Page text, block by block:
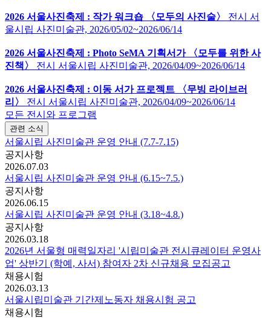
2026 서울사진축제 : 작가 워크숍 〈모두의 사진술〉 전시 서
울시립 사진미술관, 2026/05/02~2026/06/14
2026 서울사진축제 : Photo SeMA 기획서가 〈모두를 위한 사
진책〉
전시 서울시립 사진미술관, 2026/04/09~2026/06/14
2026 서울사진축제 : 이동 서가 프로젝트 〈무빙 라이브러
리〉
전시 서울시립 사진미술관, 2026/04/09~2026/06/14
모든 전시와 프로그램
관련 소식
서울시립 사진미술관 운영 안내 (7.7-7.15)
공지사항
2026.07.03
서울시립 사진미술관 운영 안내 (6.15~7.5.)
공지사항
2026.06.15
서울시립 사진미술관 운영 안내 (3.18~4.8.)
공지사항
2026.03.18
2026년 서울형 매력일자리 '시립미술관 전시큐레이터 운영사
업' 상반기 (학예, 사서) 참여자 2차 신규채용 모집공고
채용시험
2026.03.13
서울시립미술관 기간제노동자 채용시험 공고
채용시험